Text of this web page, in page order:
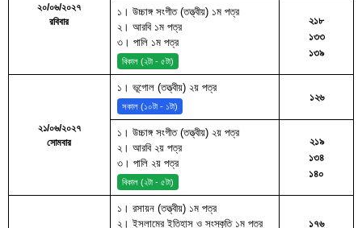
২০/০৬/২০২৭
রবিবার
১। উচ্চাঙ্গ সংগীত (তত্ত্বীয়) ১ম পত্র
২। আরবি ১ম পত্র
৩। পালি ১ম পত্র
বিকাল (২টা - ৫টা)
২১৮
১৩৩
১৩৯
২১/০৬/২০২৭
সোমবার
১। ভূগোল (তত্ত্বীয়) ২য় পত্র
সকাল (১০টা - ১টা)
১২৬
১। উচ্চাঙ্গ সংগীত (তত্ত্বীয়) ২য় পত্র
২। আরবি ২য় পত্র
৩। পালি ২য় পত্র
বিকাল (২টা - ৫টা)
২১৯
১৩৪
১৪০
১। রসায়ন (তত্ত্বীয়) ১ম পত্র
২। ইসলামের ইতিহাস ও সংস্কৃতি ১ম পত্র
১৭৬